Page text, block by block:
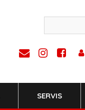
SERVIS